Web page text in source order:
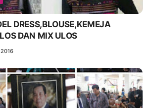
DRESS,BLOUSE,KEMEJA
DAN MIX ULOS